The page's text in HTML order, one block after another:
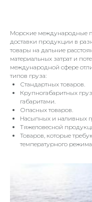
Морские международные
доставки продукции в
товары на дальние
материальных затрат и
международной сфере
типов груза:
Стандартных товаров.
Крупногабаритных
габаритами.
Опасных товаров.
Насыпных и наливных
Тяжеловесной
Товаров, которые
температурного